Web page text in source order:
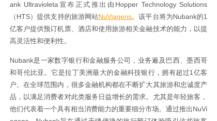
ank Ultravioleta宣布正式推出由Hopper Technology Solutions
（HTS）提供支持的旅游网站NuViagens。该平台将为Nubank的1
亿客户提供预订机票、酒店和使用旅游相关金融技术的能力，以提
高灵活性和便利性。
Nubank是一家数字银行和金融服务公司，业务遍及巴西、墨西哥
和哥伦比亚。它是拉丁美洲最大的金融科技银行，拥有超过1亿客
户。在全球范围内，很多金融机构都在不断扩大其旅游和忠诚度产
品，以满足消费者对此类服务日益增长的需求。尤其是年轻旅客，
他们代表着一个具有相当消费能力的重要细分市场。通过推出NuVi